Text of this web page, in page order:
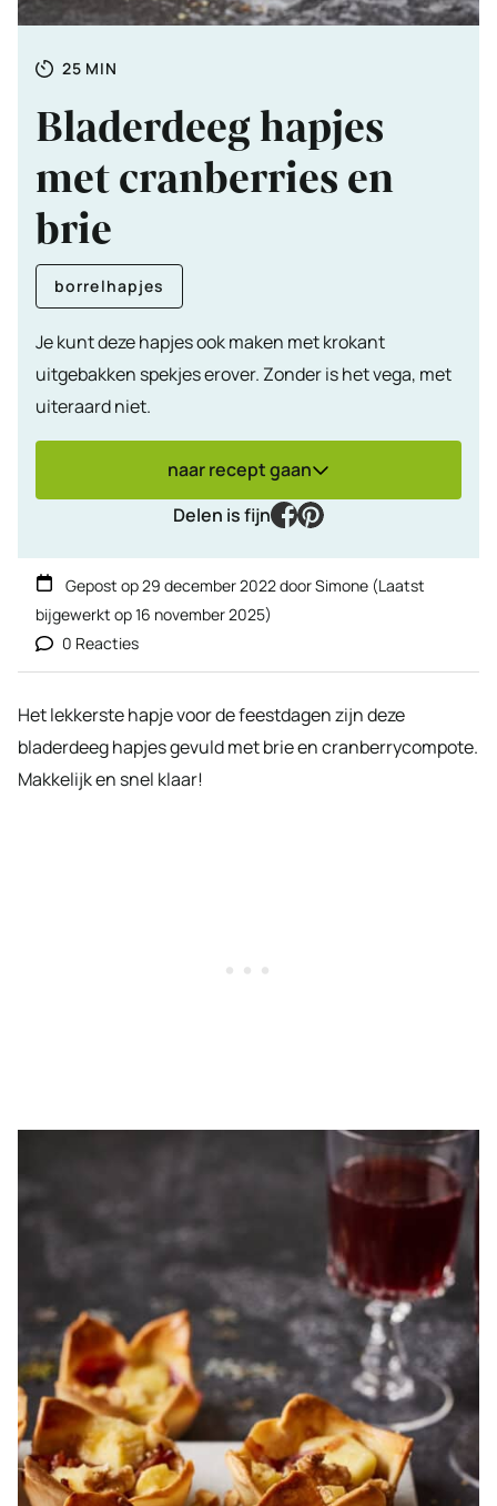
Totale
25 MINUTEN
MIN
Bladerdeeg hapjes
met cranberries en
brie
borrelhapjes
Je kunt deze hapjes ook maken met krokant
uitgebakken spekjes erover. Zonder is het vega, met
uiteraard niet.
naar recept gaan
Delen is fijn
facebook
pinterest
Gepost op29 december 2022doorSimone (Laatst
bijgewerkt op16 november 2025)
0 Reacties
Het lekkerste hapje voor de feestdagen zijn deze
bladerdeeg hapjes gevuld met brie en cranberrycompote.
Makkelijk en snel klaar!